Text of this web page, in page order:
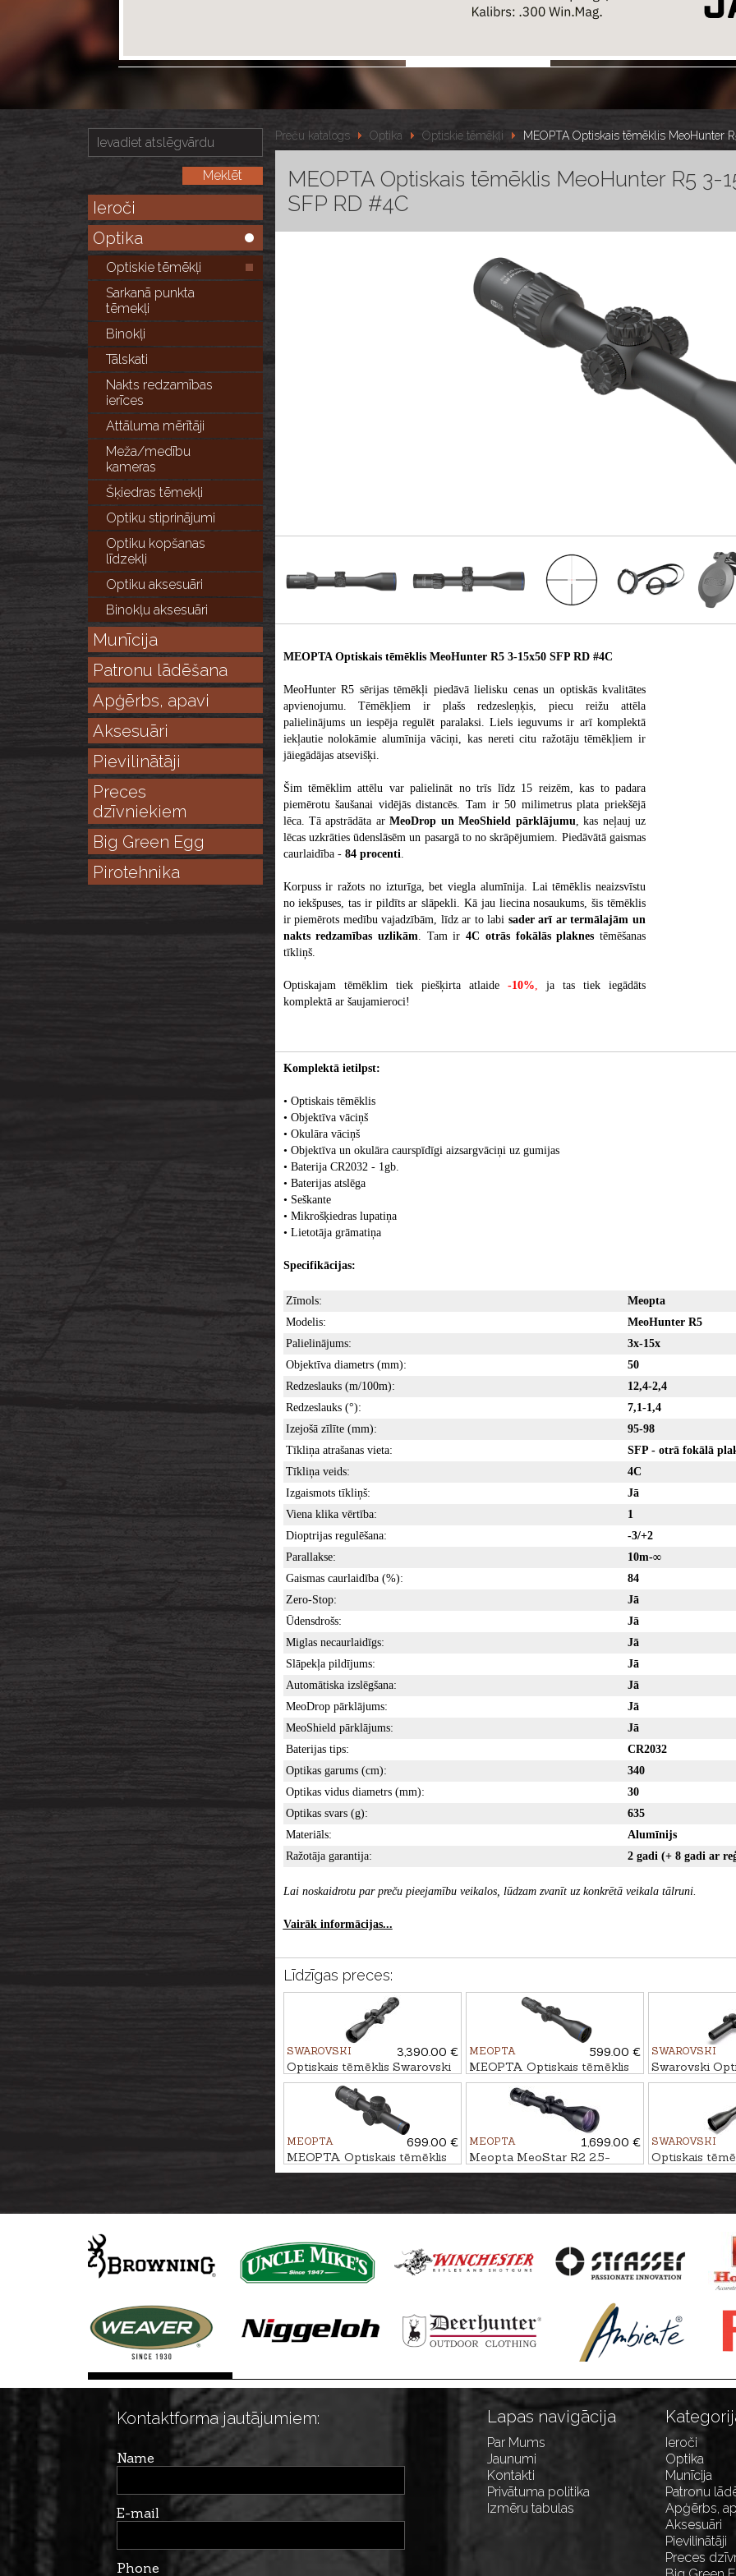
Ieroči
Optika
Optiskie tēmēkļi
Sarkanā punkta
tēmekļi
Binokļi
Tālskati
Nakts redzamības
ierīces
Attāluma mērītāji
Meža/medību
kameras
Šķiedras tēmekļi
Optiku stiprinājumi
Optiku kopšanas
līdzekļi
Optiku aksesuāri
Binokļu aksesuāri
Munīcija
Patronu lādēšana
Apģērbs, apavi
Aksesuāri
Pievilinātāji
Preces
dzīvniekiem
Big Green Egg
Pirotehnika
Preču katalogs Optika Optiskie tēmēkļi MEOPTA Optiskais tēmēklis MeoHunter
MEOPTA Optiskais tēmēklis MeoHunter R5 3-
SFP RD #4C
MEOPTA Optiskais tēmēklis MeoHunter R5 3-15x50 SFP RD #4C
MeoHunter R5 sērijas tēmēkļi piedāvā lielisku cenas un optiskās kvalitātes
apvienojumu. Tēmēkļiem ir plašs redzesleņķis, piecu reižu attēla
palielinājums un iespēja regulēt paralaksi. Liels ieguvums ir arī komplektā
iekļautie nolokāmie alumīnija vāciņi, kas nereti citu ražotāju tēmēkļiem ir
jāiegādājas atsevišķi.
Šim tēmēklim attēlu var palielināt no trīs līdz 15 reizēm, kas to padara
piemērotu šaušanai vidējās distancēs. Tam ir 50 milimetrus plata priekšējā
lēca. Tā apstrādāta arMeoDrop un MeoShield pārklājumu, kas neļauj uz
lēcas uzkrāties ūdenslāsēm un pasargā to no skrāpējumiem. Piedāvātā gaismas
caurlaidība - 84 procenti.
Korpuss ir ražots no izturīga, bet viegla alumīnija. Lai tēmēklis neaizsvīstu
no iekšpuses, tas ir pildīts ar slāpekli. Kā jau liecina nosaukums, šis tēmēklis
ir piemērots medību vajadzībām, līdz ar to labi sader arī ar termālajām un
nakts redzamības uzlikām. Tam ir 4C otrās fokālās plaknestēmēšanas
tīkliņš.
Optiskajam tēmēklim tiek piešķirta atlaide-10%, ja tas tiek iegādāts
komplektā ar šaujamieroci!
Komplektā ietilpst:
• Optiskais tēmēklis
• Objektīva vāciņš
• Okulāra vāciņš
• Objektīva un okulāra caurspīdīgi aizsargvāciņi uz gumijas
• Baterija CR2032 - 1gb.
• Baterijas atslēga
• Seškante
• Mikrošķiedras lupatiņa
• Lietotāja grāmatiņa
Specifikācijas:
Zīmols:
Meopta
Modelis:
MeoHunter R5
Palielinājums:
3x-15x
Objektīva diametrs (mm):
50
Redzeslauks (m/100m):
12,4-2,4
Redzeslauks (°):
7,1-1,4
Izejošā zīlīte (mm):
95-98
Tīkliņa atrašanas vieta:
SFP - otrā fokālā
Tīkliņa veids:
4C
Izgaismots tīkliņš:
Jā
Viena klika vērtība:
1
Dioptrijas regulēšana:
-3/+2
Parallakse:
10m-∞
Gaismas caurlaidība (%):
84
Zero-Stop:
Jā
Ūdensdrošs:
Jā
Miglas necaurlaidīgs:
Jā
Slāpekļa pildījums:
Jā
Automātiska izslēgšana:
Jā
MeoDrop pārklājums:
Jā
MeoShield pārklājums:
Jā
Baterijas tips:
CR2032
Optikas garums (cm):
340
Optikas vidus diametrs (mm):
30
Optikas svars (g):
635
Materiāls:
Alumīnijs
Ražotāja garantija:
2 gadi (+ 8 gadi ar
Lai noskaidrotu par preču pieejamību veikalos, lūdzam zvanīt uz konkrētā veikala tālruni.
Vairāk informācijas...
Līdzīgas preces:
SWAROVSKI
3,390.00 €
Optiskais tēmēklis Swarovski
Z8i 1.7-13.3x42 P L - 4A-I
MEOPTA
599.00 €
MEOPTA Optiskais tēmēklis
MeoHunter R5 4-20x50 SFP
RD #4C
SWAROVSKI
Swarovski
Z8i+ 1-8x24 L
MEOPTA
699.00 €
MEOPTA Optiskais tēmēklis
MeoPro R6 1-6x24 SFP RD
MEOPTA
1,699.00 €
Meopta MeoStar R2 2.5-
15x56 RD - BDC 3
SWAROVSKI
Optiskais
Z8i 3.5-28x50
Kontaktforma jautājumiem:
Name
E-mail
Phone
Lapas navigācija
Par Mums
Jaunumi
Kontakti
Privātuma politika
Izmēru tabulas
Ieroči
Optika
Munīcija
Patronu
Apģērbs,
Aksesuāri
Pievilinātāji
Preces